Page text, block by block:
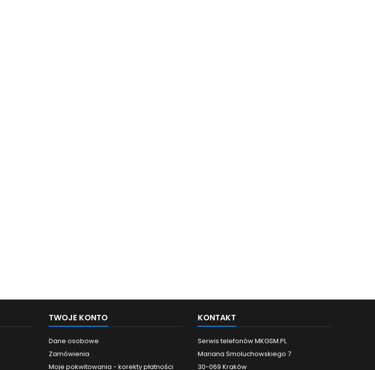
TWOJE KONTO
Dane osobowe
Zamówienia
Moje pokwitowania - korekty płatności
KONTAKT
Serwis telefonów MKGSM.PL
Mariana Smoluchowskiego 7
30-069 Kraków